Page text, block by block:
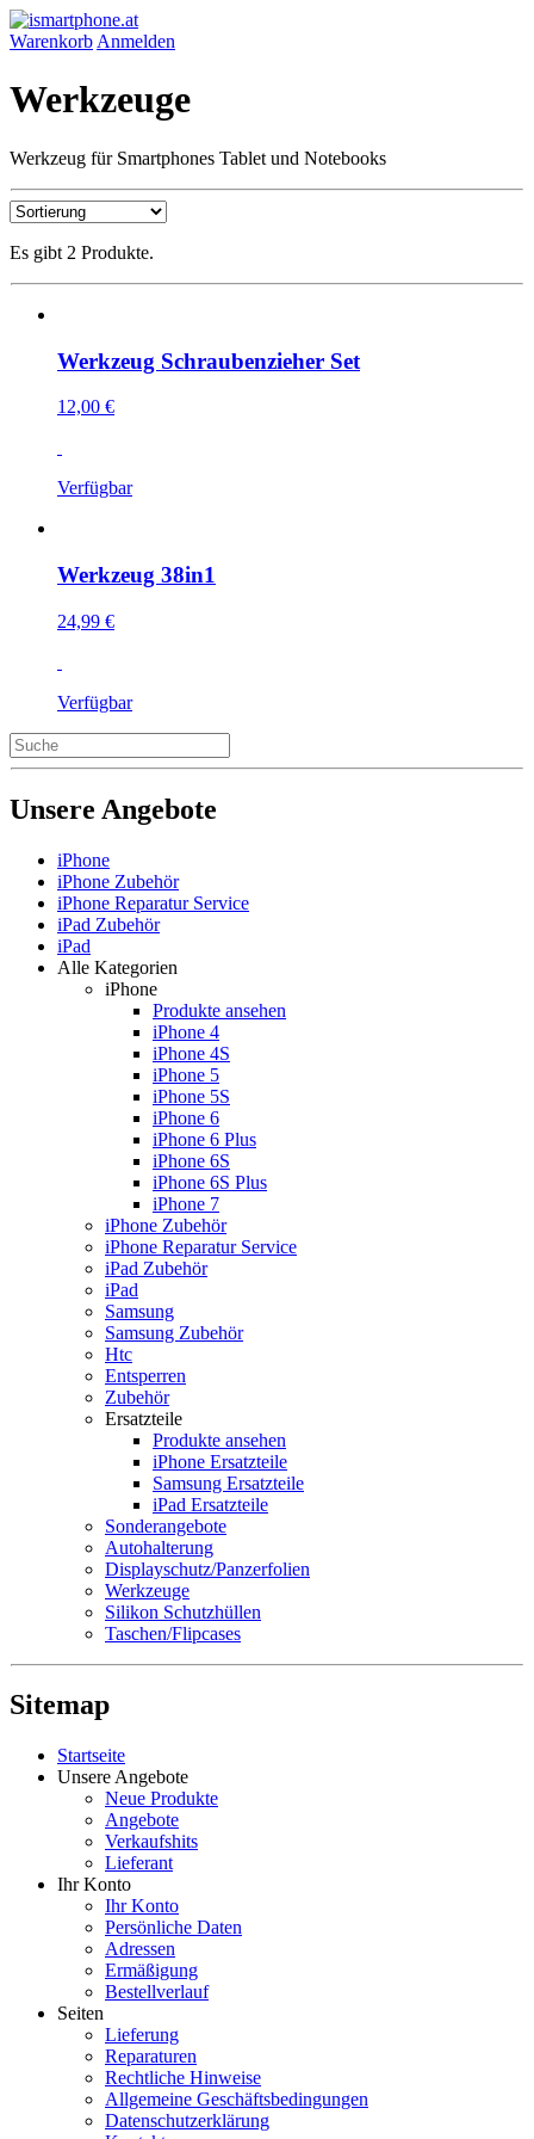
Warenkorb Anmelden
Werkzeuge
Werkzeug für Smartphones Tablet und Notebooks
Es gibt 2 Produkte.
Werkzeug Schraubenzieher Set
12,00 €
Verfügbar
Werkzeug 38in1
24,99 €
Verfügbar
Unsere Angebote
iPhone
iPhone Zubehör
iPhone Reparatur Service
iPad Zubehör
iPad
Alle Kategorien
iPhone
Produkte ansehen
iPhone 4
iPhone 4S
iPhone 5
iPhone 5S
iPhone 6
iPhone 6 Plus
iPhone 6S
iPhone 6S Plus
iPhone 7
iPhone Zubehör
iPhone Reparatur Service
iPad Zubehör
iPad
Samsung
Samsung Zubehör
Htc
Entsperren
Zubehör
Ersatzteile
Produkte ansehen
iPhone Ersatzteile
Samsung Ersatzteile
iPad Ersatzteile
Sonderangebote
Autohalterung
Displayschutz/Panzerfolien
Werkzeuge
Silikon Schutzhüllen
Taschen/Flipcases
Sitemap
Startseite
Unsere Angebote
Neue Produkte
Angebote
Verkaufshits
Lieferant
Ihr Konto
Ihr Konto
Persönliche Daten
Adressen
Ermäßigung
Bestellverlauf
Seiten
Lieferung
Reparaturen
Rechtliche Hinweise
Allgemeine Geschäftsbedingungen
Datenschutzerklärung